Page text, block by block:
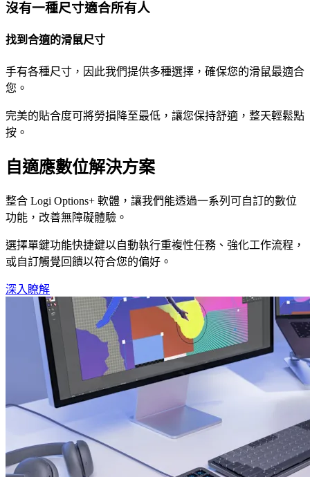
沒有一種尺寸適合所有人
找到合適的滑鼠尺寸
手有各種尺寸，因此我們提供多種選擇，確保您的滑鼠最適合
您。
完美的貼合度可將勞損降至最低，讓您保持舒適，整天輕鬆點
按。
自適應數位解決方案
整合 Logi Options+ 軟體，讓我們能透過一系列可自訂的數位
功能，改善無障礙體驗。
選擇單鍵功能快捷鍵以自動執行重複性任務、強化工作流程，
或自訂觸覺回饋以符合您的偏好。
深入瞭解